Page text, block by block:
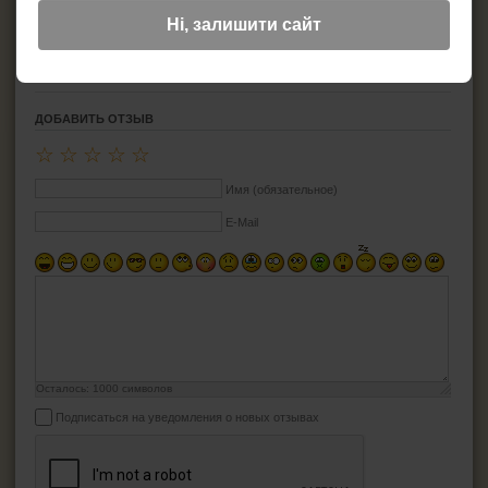
Ясень, латунь
ДОБАВИТЬ ОТЗЫВ
☆
☆
☆
☆
☆
Имя (обязательное)
E-Mail
Осталось: 1000 символов
Подписаться на уведомления о новых отзывах
Ні, залишити сайт